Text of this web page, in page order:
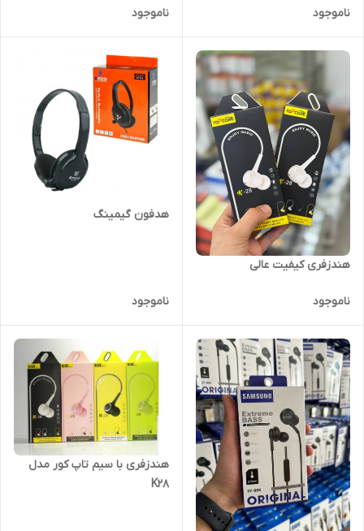
ناموجود ناموجود
هندزفری کیفیت عالی
ناموجود
هدفون گیمینگ
ناموجود
هندزفری با سیم تاپ کور مدل
K28